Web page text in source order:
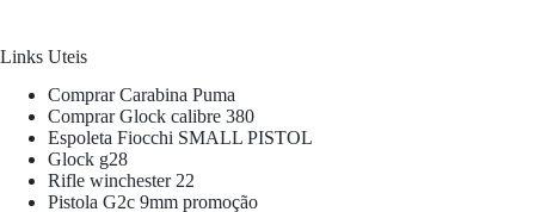
Links Uteis
Comprar Carabina Puma
Comprar Glock calibre 380
Espoleta Fiocchi SMALL PISTOL
Glock g28
Rifle winchester 22
Pistola G2c 9mm promoção